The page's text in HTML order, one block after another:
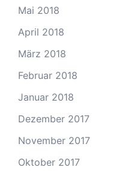
Mai 2018
April 2018
März 2018
Februar 2018
Januar 2018
Dezember 2017
November 2017
Oktober 2017